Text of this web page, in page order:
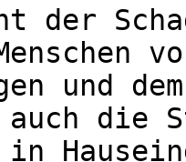
der
und
auch die
in